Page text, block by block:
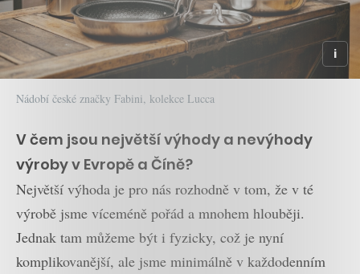
Nádobí české značky Fabini, kolekce Lucca
V čem jsou největší výhody a nevýhody
výroby v Evropě a Číně?
Největší výhoda je pro nás rozhodně v tom, že v té
výrobě jsme víceméně pořád a mnohem hlouběji.
Jednak tam můžeme být i fyzicky, což je nyní
komplikovanější, ale jsme minimálně v každodenním